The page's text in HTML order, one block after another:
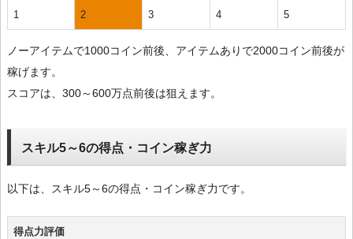
1 2 3 4 5
ノーアイテムで1000コイン前後、アイテムありで2000コイン前後が
稼げます。
スコアは、300～600万点前後は狙えます。
スキル5～6の得点・コイン稼ぎ力
以下は、スキル5～6の得点・コイン稼ぎ力です。
得点力評価